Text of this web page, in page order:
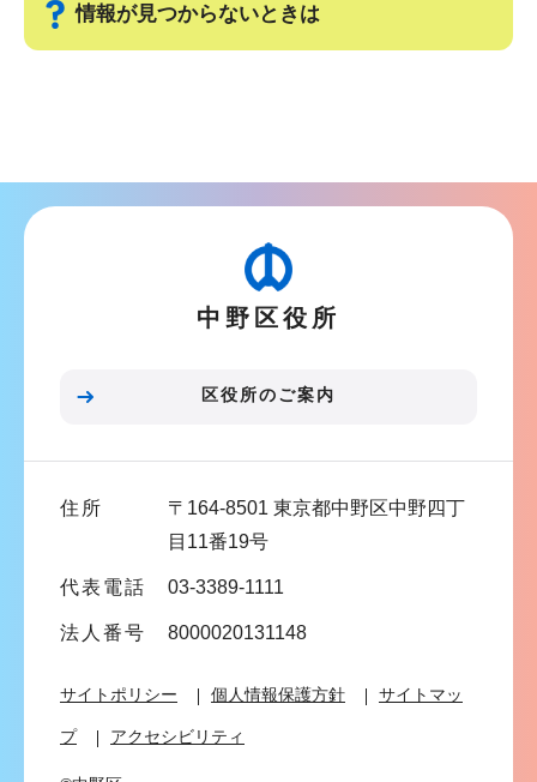
情報が見つからないときは
ゲ
ま
中野区役所
区役所のご案内
住所
〒164-8501 東京都中野区中野四丁
目11番19号
代表電話 03-3389-1111
法人番号 8000020131148
サイトポリシー 個人情報保護方針 サイトマッ
プ アクセシビリティ